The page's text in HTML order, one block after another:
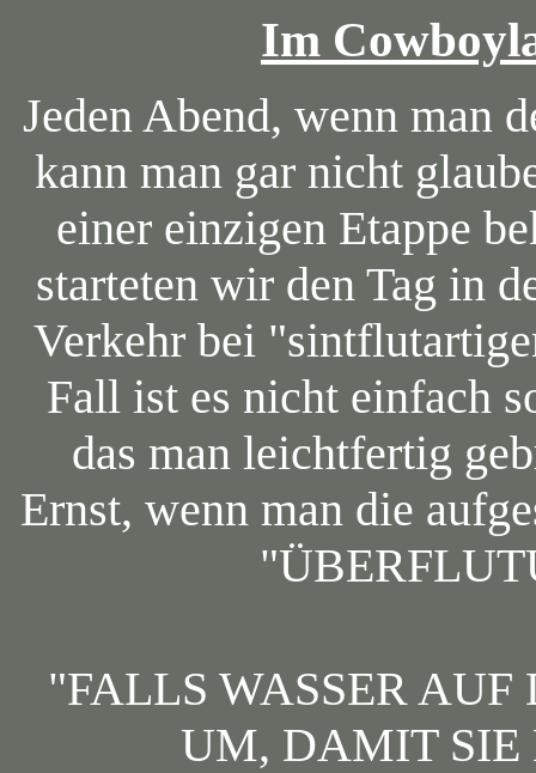
Im
Jeden Abend, wenn man
kann man gar nicht
einer einzigen Etappe
starteten wir den Tag in
Verkehr bei
Fall ist es nicht einfach
das man leichtfertig
Ernst, wenn man die
"FALLS WASSER AUF
UM, DAMIT SIE